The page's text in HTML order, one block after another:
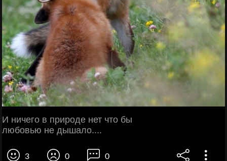
И ничего в природе нет что бы
любовью не дышало....
3 0 0